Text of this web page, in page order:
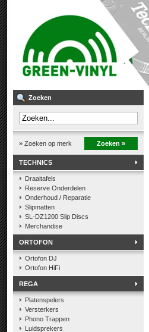
Zoeken
» Zoeken op merk Zoeken »
TECHNICS
Draaitafels
Reserve Onderdelen
Onderhoud / Reparatie
Slipmatten
SL-DZ1200 Slip Discs
Merchandise
ORTOFON
Ortofon DJ
Ortofon HiFi
REGA
Platenspelers
Versterkers
Phono Trappen
Luidsprekers